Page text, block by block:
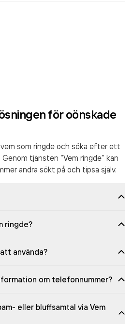
för oönskade
som ringde och söka efter ett
tjänsten “Vem ringde” kan
andra sökt på och tipsa själv.
ringde?
använda?
om telefonnummer?
eller bluffsamtal via Vem